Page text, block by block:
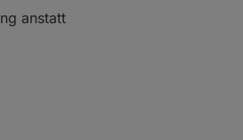
anstatt